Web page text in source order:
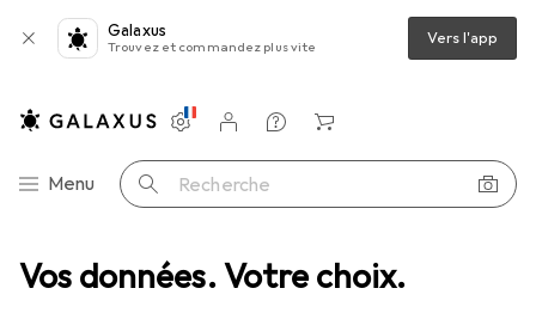
Vos données. Votre choix.
Galaxus
Trouvez et commandez plus vite Vers l'app
Navigation par catégorie
Menu Recherche
Paramètres
Compte client
Listes de comparaison
Listes d'envies
Panier
Carte son StarTech Adaptateur Audio Stéréo USB